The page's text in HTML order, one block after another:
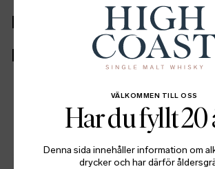
Batch info
Mer information
Relaterade produkter
VÄLKOMMEN TILL OSS
Har du fyllt 20
Denna sida innehåller information om
drycker och har därför